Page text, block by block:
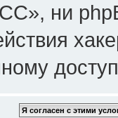
ни